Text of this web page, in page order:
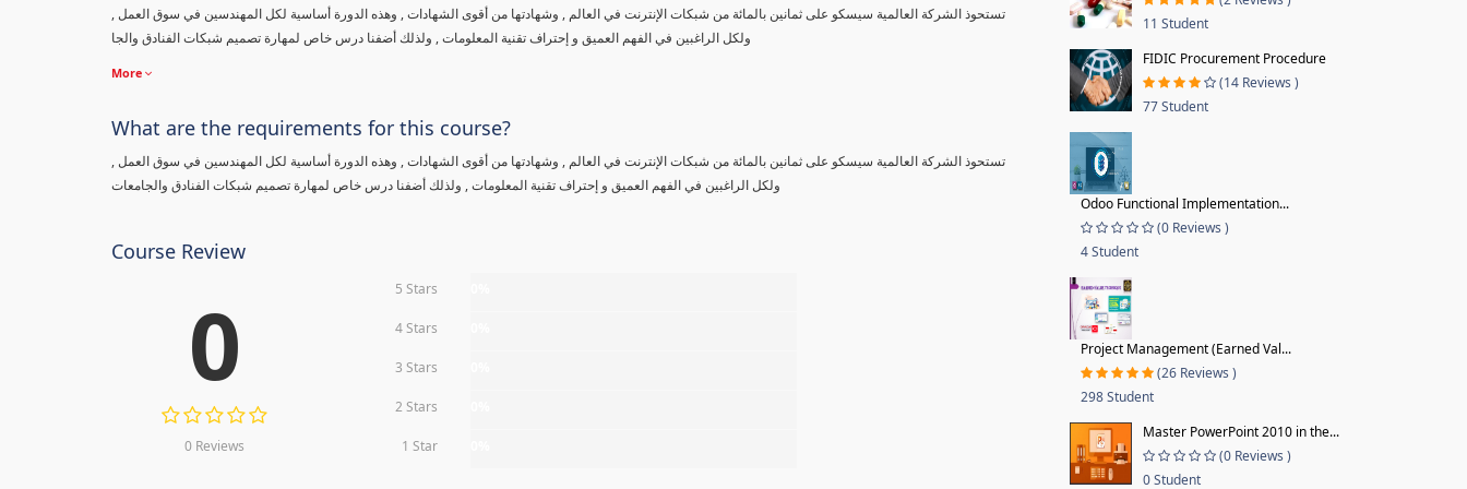
تستحوذ الشركة العالمية سيسكو على ثمانين بالمائة من شبكات الإنترنت في العالم , وشهادتها من أقوى الشهادات , وهذه الدورة أساسية لكل المهندسين في سوق العمل ,
ولكل الراغبين في الفهم العميق و إحتراف تقنية المعلومات , ولذلك أضفنا درس خاص لمهارة تصميم شبكات الفنادق والجا
More
What are the requirements for this course?
تستحوذ الشركة العالمية سيسكو على ثمانين بالمائة من شبكات الإنترنت في العالم , وشهادتها من أقوى الشهادات , وهذه الدورة أساسية لكل المهندسين في سوق العمل ,
ولكل الراغبين في الفهم العميق و إحتراف تقنية المعلومات , ولذلك أضفنا درس خاص لمهارة تصميم شبكات الفنادق والجامعات
Course Review
0
0 Reviews
5 Stars
4 Stars
3 Stars
2 Stars
1 Star
11 Student
FIDIC Procurement Procedure
(14 Reviews )
77 Student
Odoo Functional Implementation...
(0 Reviews )
4 Student
Project Management (Earned Val...
(26 Reviews )
298 Student
Master PowerPoint 2010 in the...
(0 Reviews )
0 Student